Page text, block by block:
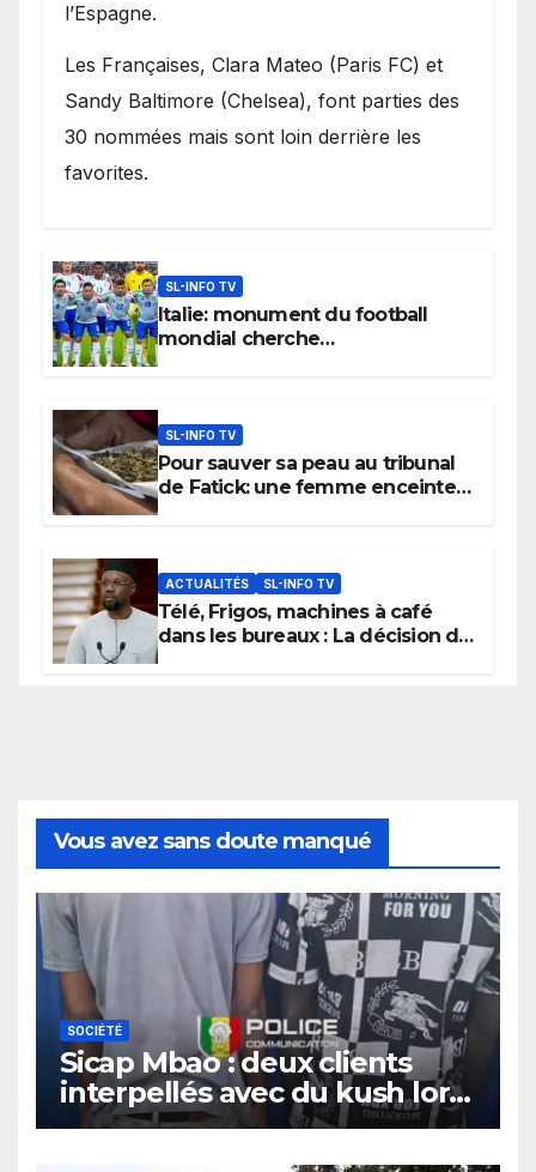
l’Espagne.
Les Françaises, Clara Mateo (Paris FC) et
Sandy Baltimore (Chelsea), font parties des
30 nommées mais sont loin derrière les
favorites.
SL-INFO TV
Italie: monument du football
mondial cherche
SL-INFO TV
Pour sauver sa peau au tribunal
de Fatick: une femme enceinte
ACTUALITÉS SL-INFO TV
Télé, Frigos, machines à café
dans les bureaux : La décision de
Vous avez sans doute manqué
SOCIÉTÉ
Sicap Mbao : deux clients
interpellés avec du kush lors
d’un contrôle de police dans